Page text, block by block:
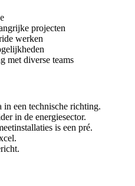
projecten
werken
met diverse teams
een technische richting.
in de energiesector.
is een pré.